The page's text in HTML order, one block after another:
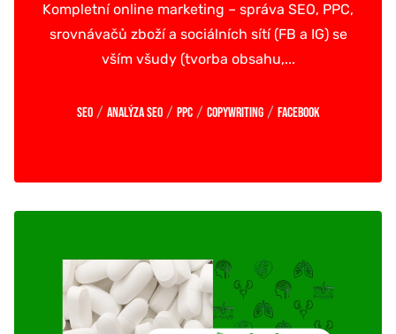
Kompletní online marketing – správa SEO, PPC,
srovnávačů zboží a sociálních sítí (FB a IG) se
vším všudy (tvorba obsahu,...
SEO / Analýza SEO / PPC / Copywriting / Facebook